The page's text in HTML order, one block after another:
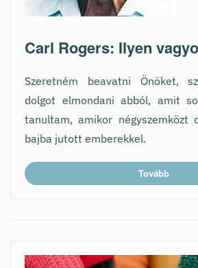
Carl Rogers: Ilyen
Szeretném beavatni Önöket,
dolgot elmondani abból, amit
tanultam, amikor négyszemközt
bajba jutott emberekkel.
Tovább